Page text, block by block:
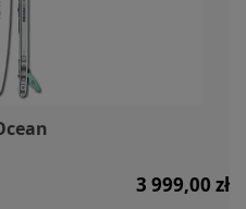
3 999,00 zł